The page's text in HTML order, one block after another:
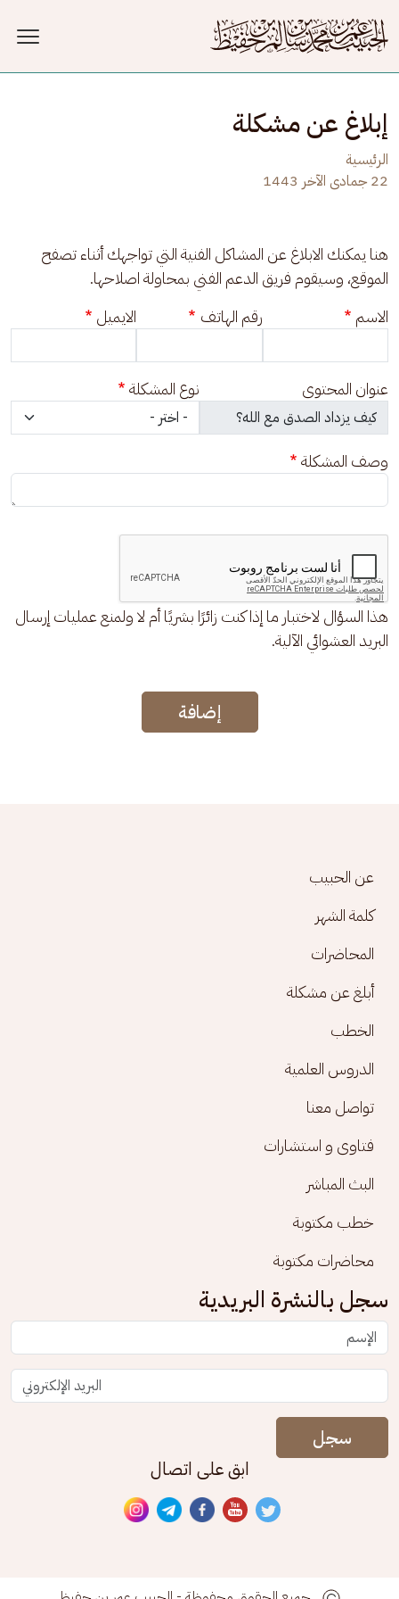
إبلاغ عن مشكلة
الرئيسية
22 جمادى الآخر 1443
هنا يمكنك الابلاغ عن المشاكل الفنية التي تواجهك أثناء تصفح
الموقع، وسيقوم فريق الدعم الفني بمحاولة اصلاحها.
الاسم
رقم الهاتف الايميل
عنوان المحتوى نوع المشكلة
وصف المشكلة
هذا السؤال لاختبار ما إذا كنت زائرًا بشريًا أم لا ولمنع عمليات إرسال
البريد العشوائي الآلية.
إضافة
Footer menu
عن الحبيب
كلمة الشهر
المحاضرات
أبلغ عن مشكلة
الخطب
الدروس العلمية
تواصل معنا
فتاوى و استشارات
البث المباشر
خطب مكتوبة
محاضرات مكتوبة
سجل بالنشرة البريدية
سجل
ابق على اتصال